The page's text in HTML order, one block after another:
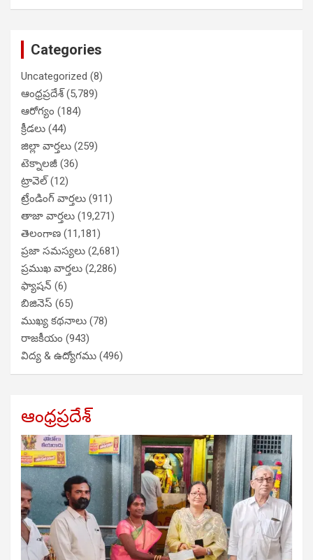
Categories
Uncategorized (8)
ఆంధ్రప్రదేశ్(5,789)
ఆరోగ్యం (184)
క్రీడలు (44)
జిల్లా వార్తలు (259)
టెక్నాలజీ (36)
ట్రావెల్(12)
ట్రేండింగ్ వార్తలు (911)
తాజా వార్తలు (19,271)
తెలంగాణ (11,181)
ప్రజా సమస్యలు (2,681)
ప్రముఖ వార్తలు (2,286)
ఫ్యాషన్ (6)
బిజినెస్ (65)
ముఖ్య కథనాలు (78)
రాజకీయం (943)
విద్య & ఉద్యోగము (496)
ఆంధ్రప్రదేశ్